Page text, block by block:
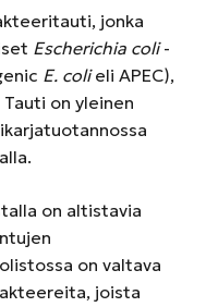
jonka
Escherichia coli-
E. colieli APEC),
on yleinen
on altistavia
on valtava
joista